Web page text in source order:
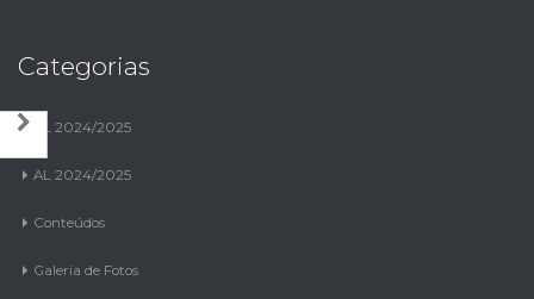
Categorias
AL 2024/2025
AL 2024/2025
Conteúdos
Galeria de Fotos